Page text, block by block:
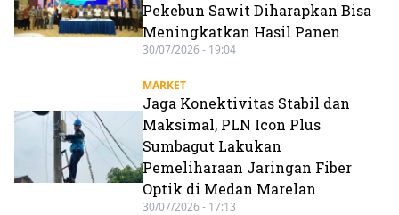
Pekebun Sawit Diharapkan Bisa
Meningkatkan Hasil Panen
30/07/2026 - 19:04
MARKET
Jaga Konektivitas Stabil dan
Maksimal, PLN Icon Plus
Sumbagut Lakukan
Pemeliharaan Jaringan Fiber
Optik di Medan Marelan
30/07/2026 - 17:13